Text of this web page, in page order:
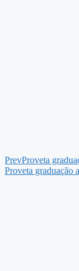
PrevProveta
Proveta graduação